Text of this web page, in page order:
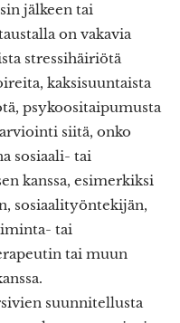
jälkeen tai
on vakavia
stressihäiriötä
kaksisuuntaista
psykoositaipumusta
siitä, onko
sosiaali- tai
kanssa, esimerkiksi
sosiaalityöntekijän,
tai
tai muun
suunnitellusta